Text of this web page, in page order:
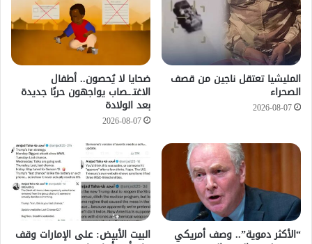
المليشيا تعتقل ناجين من قصف
الصحراء
2026-08-07
ضحايا لا يُحصون.. أطفال
الاغتـ.ـصاب يواجهون حربًا جديدة
بعد الولادة
2026-08-07
“الأكثر دموية”.. وصف أمريكي ‏البيت الأبيض: على ⁧‫الإمارات‬⁩ وقف